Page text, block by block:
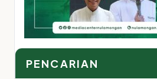
PENCARIAN